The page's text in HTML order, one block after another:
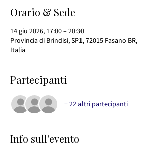
Orario & Sede
14 giu 2026, 17:00 – 20:30
Provincia di Brindisi, SP1, 72015 Fasano BR,
Italia
Partecipanti
+ 22 altri partecipanti
Info sull'evento